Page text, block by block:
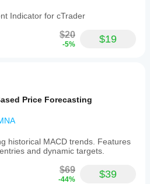
Indicator for cTrader
$20
-5% $19
Price Forecasting
historical MACD trends. Features
and dynamic targets.
$69
-44% $39